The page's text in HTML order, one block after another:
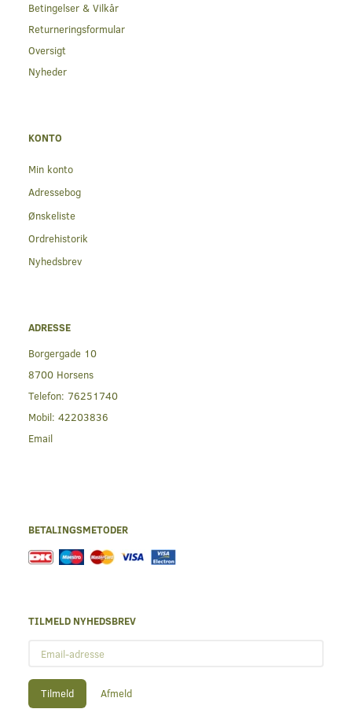
Betingelser & Vilkår
Returneringsformular
Oversigt
Nyheder
KONTO
Min konto
Adressebog
Ønskeliste
Ordrehistorik
Nyhedsbrev
ADRESSE
Borgergade 10
8700 Horsens
Telefon: 76251740
Mobil: 42203836
Email
BETALINGSMETODER
TILMELD NYHEDSBREV
adresse
Tilmeld Afmeld